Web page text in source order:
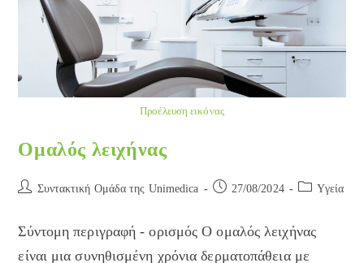
Προέλευση εικόνας
Ομαλός λειχήνας
Post Συντακτική Ομάδα της Unimedica
Post 27/08/2024
PostYγεία
Σύντομη περιγραφή - ορισμός Ο ομαλός λειχήνας
είναι μια συνηθισμένη χρόνια δερματοπάθεια με